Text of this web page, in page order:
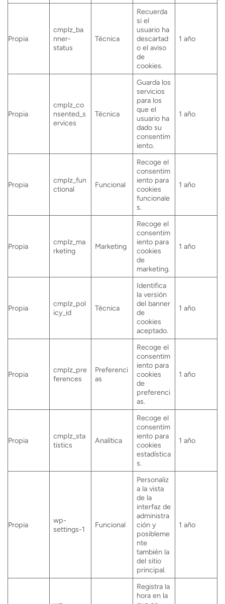
Propia
cmplz_ba
nner-
status
Técnica
Recuerda
si el
usuario ha
descartad
o el aviso
de
cookies.
1 año
Propia
cmplz_co
nsented_s
ervices
Técnica
Guarda los
servicios
para los
que el
usuario ha
dado su
consentim
iento.
1 año
Propia
cmplz_fun
ctional
Funcional
Recoge el
consentim
iento para
cookies
funcionale
s.
1 año
Propia
cmplz_ma
rketing
Marketing
Recoge el
consentim
iento para
cookies
de
marketing.
1 año
Propia
cmplz_pol
icy_id
Técnica
Identifica
la versión
del banner
de
cookies
aceptado.
1 año
Propia
cmplz_pre
ferences
Preferenci
as
Recoge el
consentim
iento para
cookies
de
preferenci
as.
1 año
Propia
cmplz_sta
tistics
Analítica
Recoge el
consentim
iento para
cookies
estadística
s.
1 año
Propia
wp-
settings-1
Funcional
Personaliz
a la vista
de la
interfaz de
administra
ción y
posibleme
nte
también la
del sitio
principal.
1 año
Registra la
hora en la